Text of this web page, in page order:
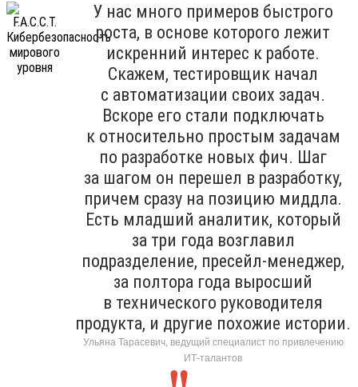
У нас много примеров быстрого
роста, в основе которого лежит
искренний интерес к работе.
Скажем, тестировщик начал
с автоматизации своих задач.
Вскоре его стали подключать
к относительно простым задачам
по разработке новых фич. Шаг
за шагом он перешел в разработку,
причем сразу на позицию миддла.
Есть младший аналитик, который
за три года возглавил
подразделение, пресейл-менеджер,
за полтора года выросший
в технического руководителя
продукта, и другие похожие истории.
Ульяна Тарасевич, ведущий специалист по привлечению
ИТ-талантов